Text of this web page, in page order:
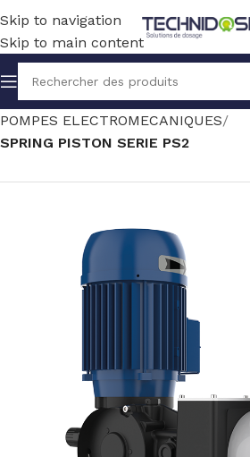
Skip to navigation
Skip to main content
Accueil TRAITEMENT EAU DOSAGE
POMPES ELECTROMECANIQUES
SPRING PISTON SERIE PS2